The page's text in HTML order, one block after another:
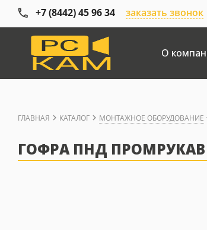
+7 (8442) 45 96 34 заказать звонок
О
ГЛАВНАЯ КАТАЛОГ МОНТАЖНОЕ ОБОРУДОВАНИЕ
ГОФРА ПНД